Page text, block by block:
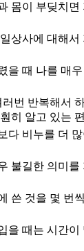
몸이 부딪치면
상사에 대해서
을 때 나를 매우
번 반복해서
히 알고 있는
다 비누를 더 많
불길한 의미를
쓴 것을 몇 번
을 때는 시간이